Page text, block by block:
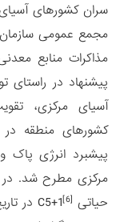
سران کشورهای
مجمع عمومی سازمان
پیشنهاد در راستای
آسیای مرکزی،
کشورهای منطقه در
پیشبرد انرژی
مرکزی مطرح شد.
حیاتی [6]